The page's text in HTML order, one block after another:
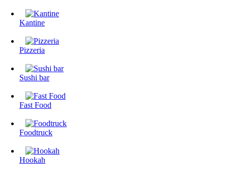
Kantine
Pizzeria
Sushi bar
Fast Food
Foodtruck
Hookah